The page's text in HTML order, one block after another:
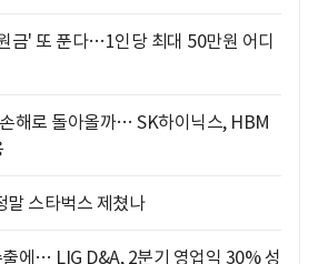
금' 또 푼다…1인당 최대 50만원 어디
해로 돌아올까… SK하이닉스, HBM
말 스타벅스 제쳤나
에… LIG D&A, 2분기 영업익 30% 성